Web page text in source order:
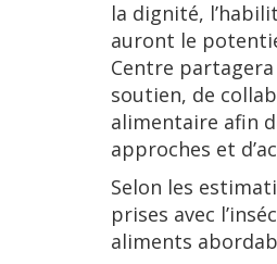
la dignité,
auront le
Centre
soutien, de
alimentaire afin
approches et
Selon les
prises avec
aliments